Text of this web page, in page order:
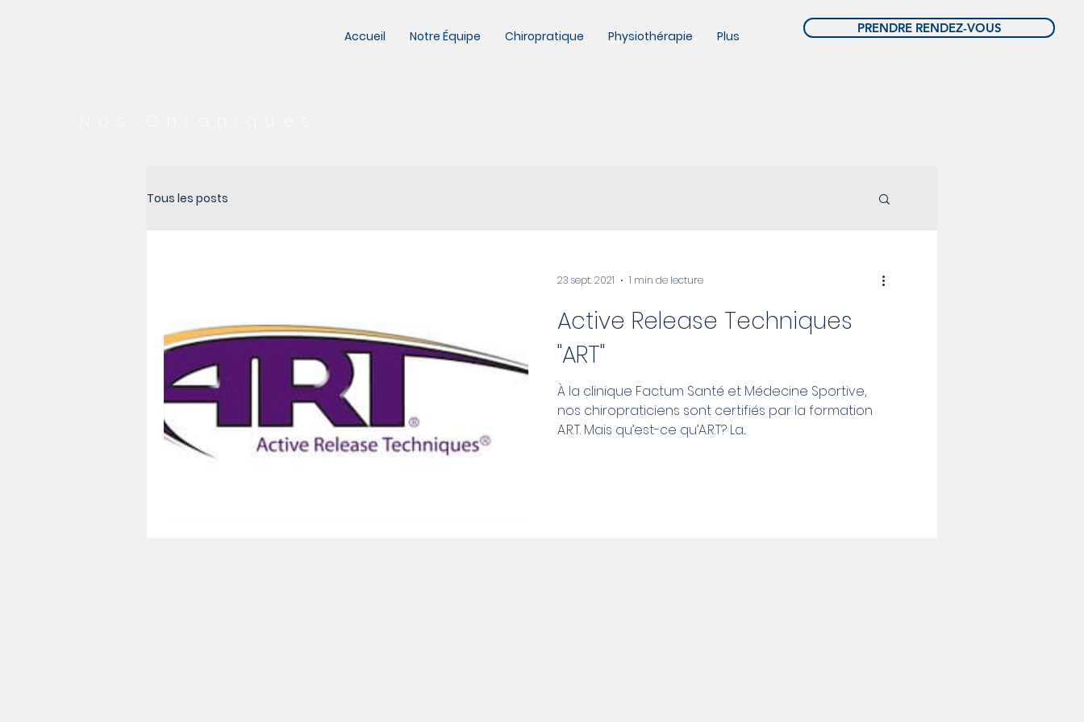
Accueil Notre Équipe Chiropratique Physiothérapie Plus
PRENDRE RENDEZ-VOUS
Tous les posts
Active Release Techniques
"ART"
À la clinique Factum Santé et Médecine Sportive,
nos chiropraticiens sont certifiés par la formation
A.R.T. Mais qu’est-ce qu’A.R.T? La...
23 sept. 2021 1 min de lecture